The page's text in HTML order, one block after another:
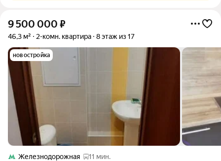
9 500 000 ₽
46,3 м² 2-комн. квартира 8 этаж из 17
новостройка
Железнодорожная
11 мин.